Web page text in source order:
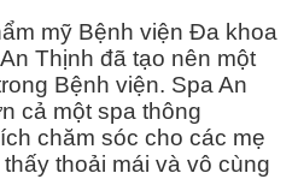
mỹ Bệnh viện Đa khoa
Thịnh đã tạo nên một
Bệnh viện. Spa An
cả một spa thông
chăm sóc cho các mẹ
thoải mái và vô cùng